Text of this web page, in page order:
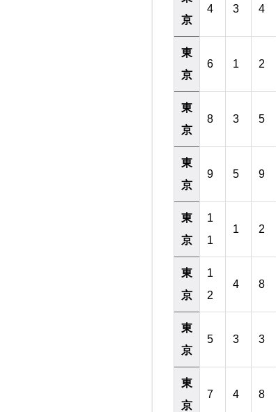
京
4 3 4
東
京
6 1 2
東
京
8 3 5
東
京
9 5 9
東
京
1
1
1 2
東
京
1
2
4 8
東
京
5 3 3
東
京
7 4 8